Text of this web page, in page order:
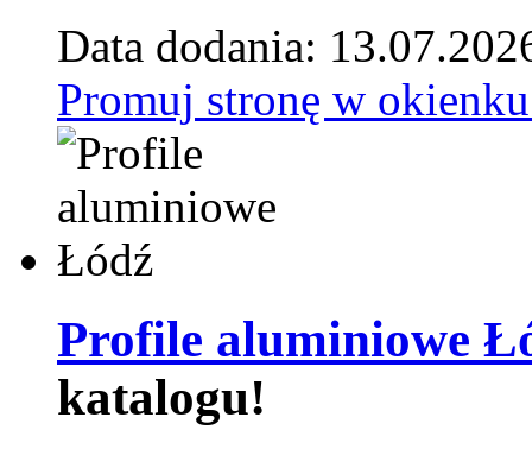
Data dodania:
Promuj stronę w
Profile aluminiowe
katalogu!